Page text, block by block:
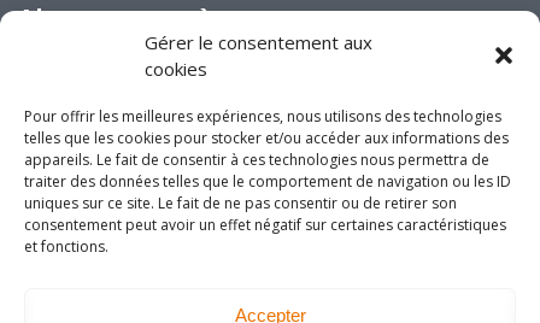
Gérer le consentement aux
cookies
Pour offrir les meilleures expériences, nous utilisons des technologies
telles que les cookies pour stocker et/ou accéder aux informations des
appareils. Le fait de consentir à ces technologies nous permettra de
traiter des données telles que le comportement de navigation ou les ID
uniques sur ce site. Le fait de ne pas consentir ou de retirer son
consentement peut avoir un effet négatif sur certaines caractéristiques
et fonctions.
Accepter
Abonnez-vous à
notre infolettre
Joignez-vous à nous
sur les réseaux
sociaux!